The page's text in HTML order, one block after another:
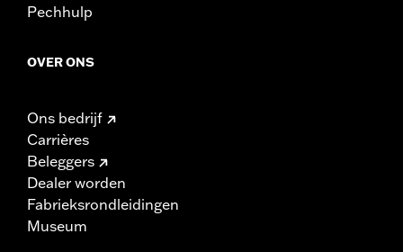
Pechhulp
OVER ONS
Ons bedrijf
Carrières
Beleggers
Dealer worden
Fabrieksrondleidingen
Museum